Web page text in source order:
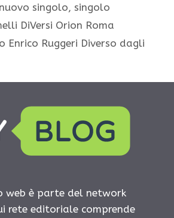
nuovo singolo,singolo
DiVersi Orion Roma
Enrico Ruggeri Diverso dagli
web è parte del network
rete editoriale comprende